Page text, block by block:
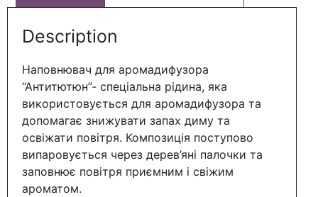
Description
Наповнювач для аромадифузора
“Антитютюн”- спеціальна рідина, яка
використовується для аромадифузора та
допомагає знижувати запах диму та
освіжати повітря. Композиція поступово
випаровується через дерев’яні палочки та
заповнює повітря приємним і свіжим
ароматом.